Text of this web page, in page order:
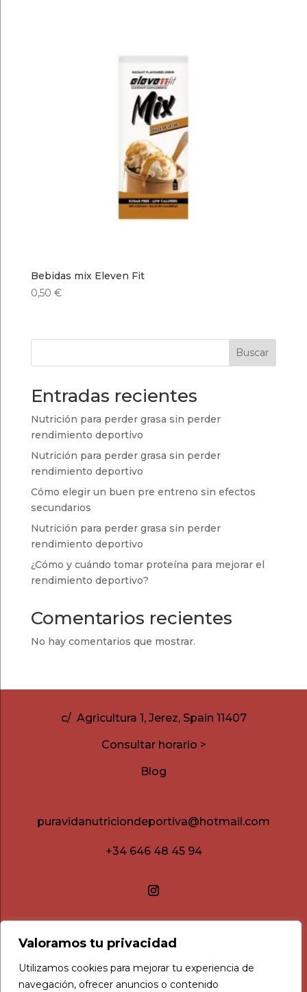
Valoramos tu privacidad
Utilizamos cookies para mejorar tu experiencia de
navegación, ofrecer anuncios o contenido
Bebidas mix Eleven Fit
0,50 €
Buscar
Entradas recientes
Nutrición para perder grasa sin perder
rendimiento deportivo
Nutrición para perder grasa sin perder
rendimiento deportivo
Cómo elegir un buen pre entreno sin efectos
secundarios
Nutrición para perder grasa sin perder
rendimiento deportivo
¿Cómo y cuándo tomar proteína para mejorar el
rendimiento deportivo?
Comentarios recientes
No hay comentarios que mostrar.
c/ Agricultura 1, Jerez, Spain 11407
Consultar horario >
Blog
puravidanutriciondeportiva@hotmail.com
+34 646 48 45 94